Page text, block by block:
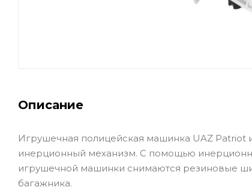
Описание
Игрушечная полицейская машинка UAZ Patriot
инерционный механизм. С помощью
игрушечной машинки снимаются резиновые
багажника.